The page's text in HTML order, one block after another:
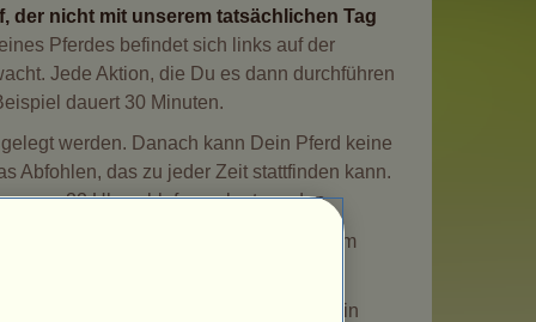
der nicht mit unserem tatsächlichen Tag
Pferdes befindet sich links auf der
Jede Aktion, die Du es dann durchführen
dauert 30 Minuten.
werden. Danach kann Dein Pferd keine
Abfohlen, das zu jeder Zeit stattfinden kann.
um 22 Uhr schlafen gelegt werden.
schlafen lassen. Dazu muss es in einem
wenn sie nicht in einem Reitzentrum in